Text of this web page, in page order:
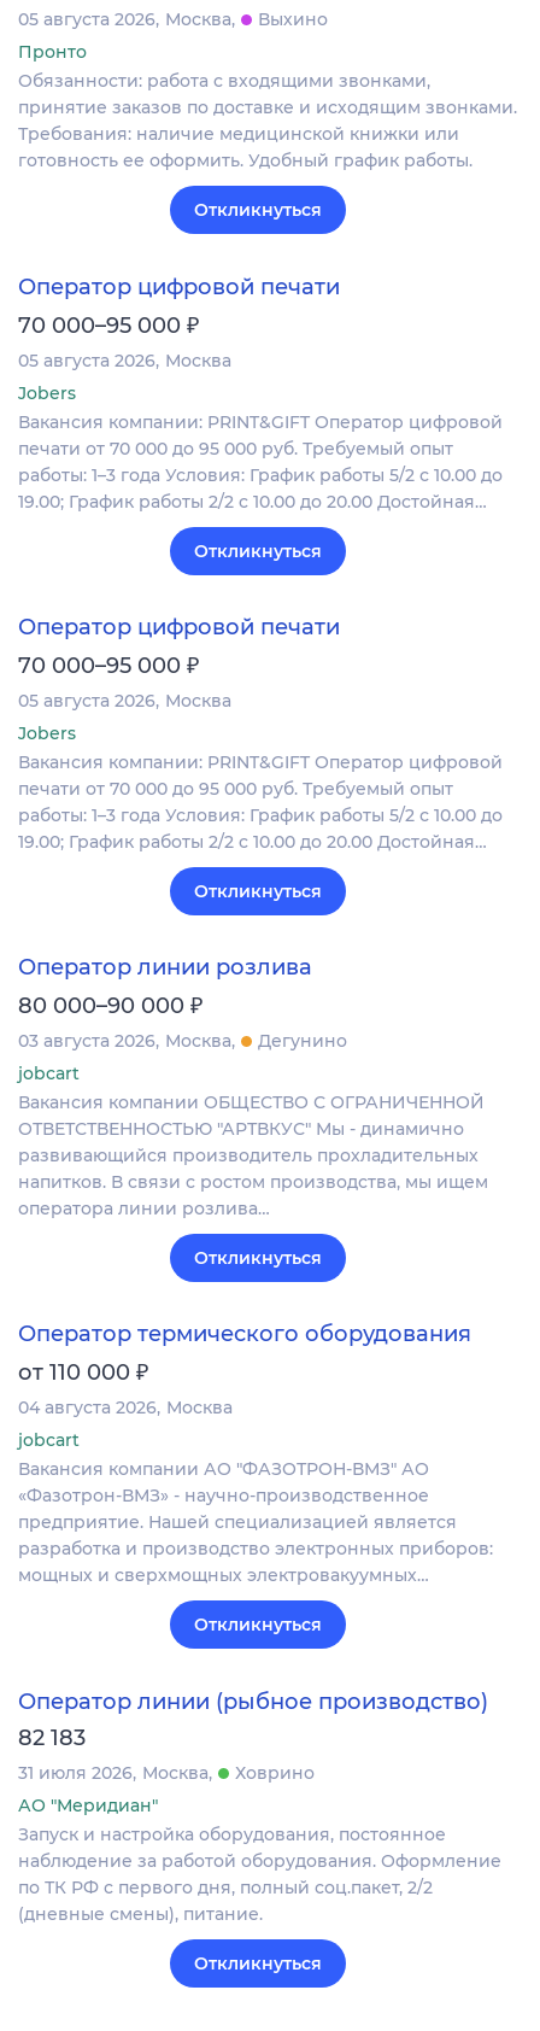
05 августа 2026 Москва
Выхино
Пронто
Обязанности: работа с входящими звонками,
принятие заказов по доставке и исходящим звонками.
Требования: наличие медицинской книжки или
готовность ее оформить. Удобный график работы.
Откликнуться
Оператор цифровой печати
70 000–95 000 ₽
05 августа 2026 Москва
Jobers
Вакансия компании: PRINT&GIFT Оператор цифровой
печати от 70 000 до 95 000 руб. Требуемый опыт
работы: 1–3 года Условия: График работы 5/2 с 10.00 до
19.00; График работы 2/2 c 10.00 до 20.00 Достойная…
Откликнуться
Оператор цифровой печати
70 000–95 000 ₽
05 августа 2026 Москва
Jobers
Вакансия компании: PRINT&GIFT Оператор цифровой
печати от 70 000 до 95 000 руб. Требуемый опыт
работы: 1–3 года Условия: График работы 5/2 с 10.00 до
19.00; График работы 2/2 c 10.00 до 20.00 Достойная…
Откликнуться
Оператор линии розлива
80 000–90 000 ₽
03 августа 2026 Москва
Дегунино
jobcart
Вакансия компании ОБЩЕСТВО С ОГРАНИЧЕННОЙ
ОТВЕТСТВЕННОСТЬЮ "АРТВКУС" Мы - динамично
развивающийся производитель прохладительных
напитков. В связи с ростом производства, мы ищем
оператора линии розлива…
Откликнуться
Оператор термического оборудования
от 110 000 ₽
04 августа 2026 Москва
jobcart
Вакансия компании АО "ФАЗОТРОН-ВМЗ" АО
«Фазотрон-ВМЗ» - научно-производственное
предприятие. Нашей специализацией является
разработка и производство электронных приборов:
мощных и сверхмощных электровакуумных…
Откликнуться
Оператор линии (рыбное производство)
82 183
31 июля 2026 Москва
Ховрино
АО "Меридиан"
Запуск и настройка оборудования, постоянное
наблюдение за работой оборудования. Оформление
по ТК РФ с первого дня, полный соц.пакет, 2/2
(дневные смены), питание.
Откликнуться